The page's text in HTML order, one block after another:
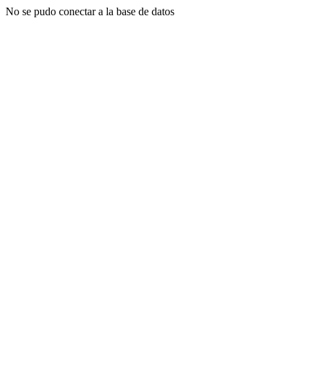
No se pudo conectar a la base de datos